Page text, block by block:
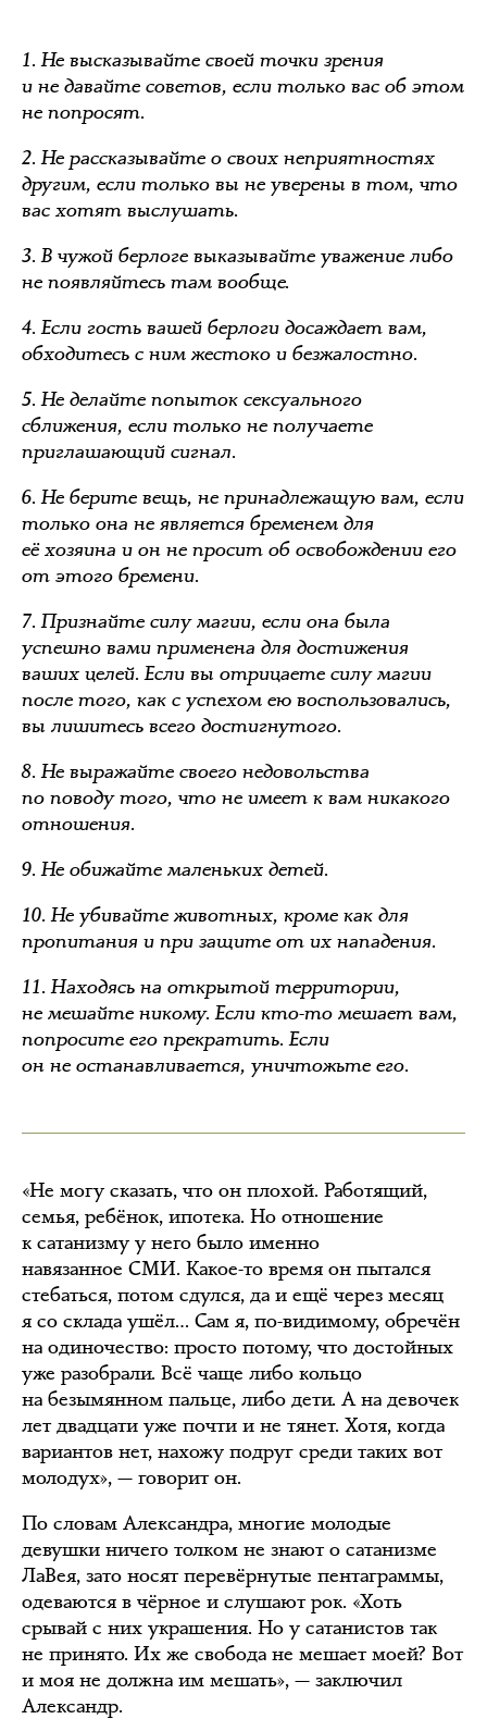
1. Не высказывайте своей точки зрения
и не давайте советов, если только вас об этом
не попросят.
2. Не рассказывайте о своих неприятностях
другим, если только вы не уверены в том, что
вас хотят выслушать.
3. В чужой берлоге выказывайте уважение либо
не появляйтесь там вообще.
4. Если гость вашей берлоги досаждает вам,
обходитесь с ним жестоко и безжалостно.
5. Не делайте попыток сексуального
сближения, если только не получаете
приглашающий сигнал.
6. Не берите вещь, не принадлежащую вам, если
только она не является бременем для
её хозяина и он не просит об освобождении его
от этого бремени.
7. Признайте силу магии, если она была
успешно вами применена для достижения
ваших целей. Если вы отрицаете силу магии
после того, как с успехом ею воспользовались,
вы лишитесь всего достигнутого.
8. Не выражайте своего недовольства
по поводу того, что не имеет к вам никакого
отношения.
9. Не обижайте маленьких детей.
10. Не убивайте животных, кроме как для
пропитания и при защите от их нападения.
11. Находясь на открытой территории,
не мешайте никому. Если кто-то мешает вам,
попросите его прекратить. Если
он не останавливается, уничтожьте его.
«Не могу сказать, что он плохой. Работящий,
семья, ребёнок, ипотека. Но отношение
к сатанизму у него было именно
навязанное СМИ. Какое-то время он пытался
стебаться, потом сдулся, да и ещё через месяц
я со склада ушёл… Сам я, по-видимому, обречён
на одиночество: просто потому, что достойных
уже разобрали. Всё чаще либо кольцо
на безымянном пальце, либо дети. А на девочек
лет двадцати уже почти и не тянет. Хотя, когда
вариантов нет, нахожу подруг среди таких вот
молодух», — говорит он.
По словам Александра, многие молодые
девушки ничего толком не знают о сатанизме
ЛаВея, зато носят перевёрнутые пентаграммы,
одеваются в чёрное и слушают рок. «Хоть
срывай с них украшения. Но у сатанистов так
не принято. Их же свобода не мешает моей? Вот
и моя не должна им мешать», — заключил
Александр.